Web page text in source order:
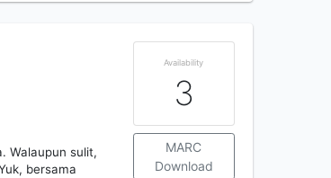
Walaupun sulit,
bersama
Availability
3
MARC
Download